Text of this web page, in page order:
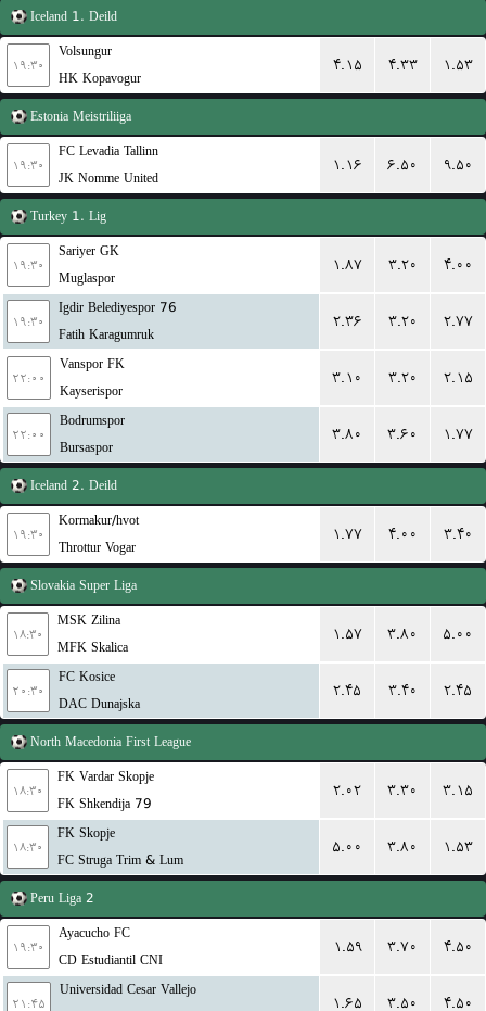
Iceland 1. Deild
۱۹:۳۰
Volsungur
HK Kopavogur
۴.۱۵ ۴.۳۳ ۱.۵۳
Estonia Meistriliiga
۱۹:۳۰
FC Levadia Tallinn
JK Nomme United
۱.۱۶ ۶.۵۰ ۹.۵۰
Turkey 1. Lig
۱۹:۳۰
Sariyer GK
Muglaspor
۱.۸۷ ۳.۲۰ ۴.۰۰
۱۹:۳۰
76 Igdir Belediyespor
Fatih Karagumruk
۲.۳۶ ۳.۲۰ ۲.۷۷
۲۲:۰۰
Vanspor FK
Kayserispor
۳.۱۰ ۳.۲۰ ۲.۱۵
۲۲:۰۰
Bodrumspor
Bursaspor
۳.۸۰ ۳.۶۰ ۱.۷۷
Iceland 2. Deild
۱۹:۳۰
Kormakur/hvot
Throttur Vogar
۱.۷۷ ۴.۰۰ ۳.۴۰
Slovakia Super Liga
۱۸:۳۰
MSK Zilina
MFK Skalica
۱.۵۷ ۳.۸۰ ۵.۰۰
۲۰:۳۰
FC Kosice
DAC Dunajska
۲.۴۵ ۳.۴۰ ۲.۴۵
North Macedonia First League
۱۸:۳۰
FK Vardar Skopje
FK Shkendija 79
۲.۰۲ ۳.۳۰ ۳.۱۵
۱۸:۳۰
FK Skopje
FC Struga Trim & Lum
۵.۰۰ ۳.۸۰ ۱.۵۳
Peru Liga 2
۱۹:۳۰
Ayacucho FC
CD Estudiantil CNI
۱.۵۹ ۳.۷۰ ۴.۵۰
۲۱:۴۵
Universidad Cesar Vallejo
۱.۶۵ ۳.۵۰ ۴.۵۰